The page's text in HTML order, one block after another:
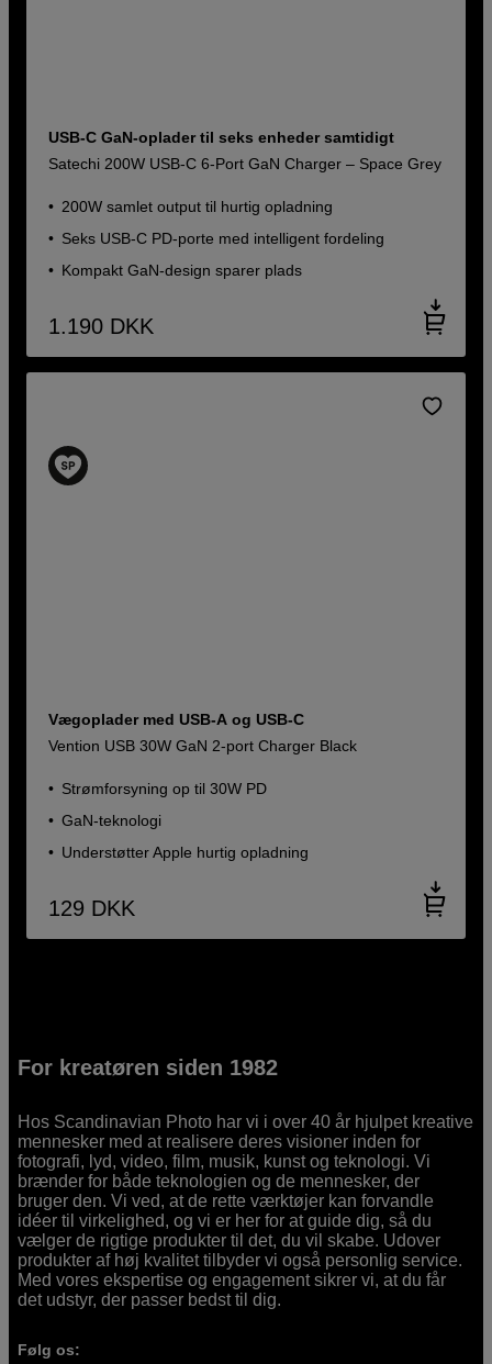
USB-C GaN-oplader til seks enheder samtidigt
Satechi 200W USB-C 6-Port GaN Charger – Space Grey
200W samlet output til hurtig opladning
Seks USB-C PD-porte med intelligent fordeling
Kompakt GaN-design sparer plads
1.190 DKK
Vægoplader med USB-A og USB-C
Vention USB 30W GaN 2-port Charger Black
Strømforsyning op til 30W PD
GaN-teknologi
Understøtter Apple hurtig opladning
129 DKK
For kreatøren siden 1982
Hos Scandinavian Photo har vi i over 40 år hjulpet kreative
mennesker med at realisere deres visioner inden for
fotografi, lyd, video, film, musik, kunst og teknologi. Vi
brænder for både teknologien og de mennesker, der
bruger den. Vi ved, at de rette værktøjer kan forvandle
idéer til virkelighed, og vi er her for at guide dig, så du
vælger de rigtige produkter til det, du vil skabe. Udover
produkter af høj kvalitet tilbyder vi også personlig service.
Med vores ekspertise og engagement sikrer vi, at du får
det udstyr, der passer bedst til dig.
Følg os: